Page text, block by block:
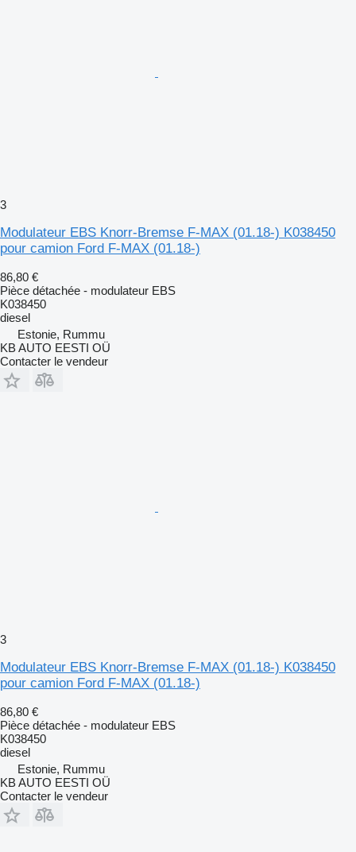
3
Modulateur EBS Knorr-Bremse F-MAX (01.18-) K038450
pour camion Ford F-MAX (01.18-)
86,80 €
Pièce détachée - modulateur EBS
K038450
diesel
Estonie, Rummu
KB AUTO EESTI OÜ
Contacter le vendeur
3
Modulateur EBS Knorr-Bremse F-MAX (01.18-) K038450
pour camion Ford F-MAX (01.18-)
86,80 €
Pièce détachée - modulateur EBS
K038450
diesel
Estonie, Rummu
KB AUTO EESTI OÜ
Contacter le vendeur